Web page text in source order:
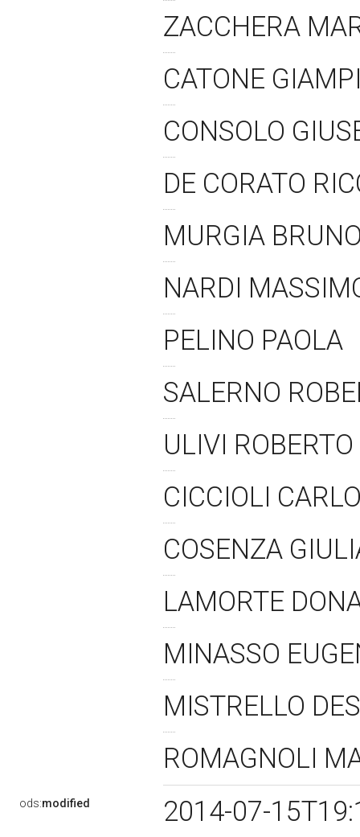
ZACCHERA
CATONE
CONSOLO
DE CORATO
MURGIA
NARDI
PELINO PAOLA
SALERNO
ULIVI ROBERTO
CICCIOLI
COSENZA
LAMORTE
MINASSO
MISTRELLO
ROMAGNOLI
ods:modified 2014-07-